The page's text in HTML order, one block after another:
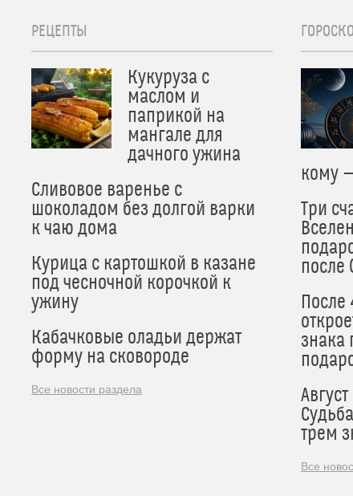
РЕЦЕПТЫ
Кукуруза с
маслом и
паприкой на
мангале для
дачного ужина
Сливовое варенье с
шоколадом без долгой варки
к чаю дома
Курица с картошкой в казане
под чесночной корочкой к
ужину
Кабачковые оладьи держат
форму на сковороде
Все новости раздела
кому
Три
после
После
знака
трем
Все